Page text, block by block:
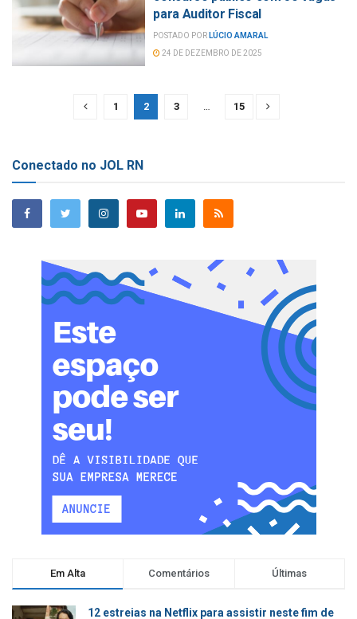
para Auditor Fiscal
POSTADO POR LÚCIO AMARAL
24 DE DEZEMBRO DE 2025
1 2 3 15
Conectado no JOL RN
Em Alta Comentários Últimas
12 estreias na Netflix para assistir neste fim de